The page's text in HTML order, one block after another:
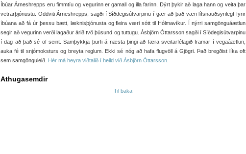
Íbúar Árneshrepps eru fimmtíu og vegurinn er gamall og illa farinn. Dýrt þykir að laga hann og veita þar
vetrarþjónustu. Oddviti Árneshrepps, sagði í Síðdegisútvarpinu í gær að það væri lífsnauðsynlegt fyrir
íbúana að fá úr þessu bætt, læknisþjónusta og fleira væri sótt til Hólmavíkur. Í nýrri samgönguáætlun
segir að vegurinn verði lagaður árið tvö þúsund og tuttugu. Ásbjörn Óttarsson sagði í Síðdegisútvarpinu
í dag að það sé of seint. Samþykkja þurfi á næsta þingi að færa sveitarfélagið framar í vegaáætlun,
auka fé til snjómoksturs og breyta reglum. Ekki sé nóg að hafa flugvöll á Gjögri. Það bregðist líka oft
sem samgönguleið. Hér má heyra viðtalið í heild við Ásbjörn Óttarsson.
Athugasemdir
Til baka